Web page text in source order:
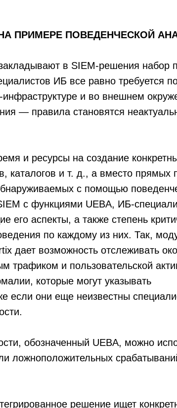
ПРИМЕРЕ ПОВЕДЕНЧЕСКОЙ
в SIEM-решения набор
ИБ все равно требуется
и во внешнем
— правила становятся
и ресурсы на создание
каталогов и т. д., а вместо прямых
с помощью
с функциями UEBA, ИБ-
его аспекты, а также степень
по каждому из них. Так,
дает возможность отслеживать
трафиком и пользовательской
которые могут указывать
если они еще неизвестны
обозначенный UEBA, можно
ложноположительных
решение ищет